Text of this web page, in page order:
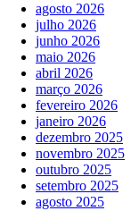
agosto 2026
julho 2026
junho 2026
maio 2026
abril 2026
março 2026
fevereiro 2026
janeiro 2026
dezembro 2025
novembro 2025
outubro 2025
setembro 2025
agosto 2025